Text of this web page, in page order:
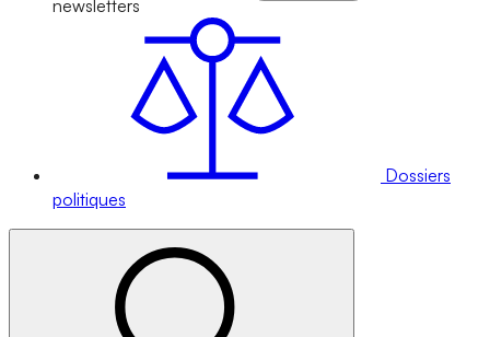
newsletters
Dossiers
politiques